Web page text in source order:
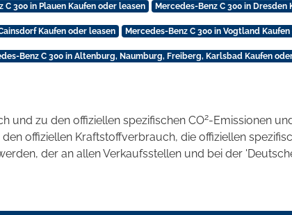
C 300 in Plauen Kaufen oder leasen Mercedes-Benz C 300 in Dresden
Kaufen oder leasen Mercedes-Benz C 300 in Vogtland
Benz C 300 in Altenburg, Naumburg, Freiberg, Karlsbad Kaufen
und zu den offiziellen spezifischen CO2-Emissionen
offiziellen Kraftstoffverbrauch, die offiziellen
der an allen Verkaufsstellen und bei der